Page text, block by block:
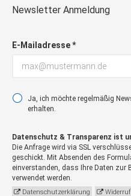
Zustieg / Haltestelle
Heidkamp 25
Zustieg / Haltestelle
Zustieg / Haltestelle
Zustieg / Haltestelle
Varel, Bgm.-
Adresse: 26316 Varel,
Newsletter Anmeldung
E-Mailadresse *
Ja, ich möchte regelmäßig
erhalten.
Datenschutz & Transparenz ist
Die Anfrage wird via SSL
geschickt. Mit Absenden des
einverstanden, dass Ihre Daten zur
verwendet werden.
Datenschutzerklärung